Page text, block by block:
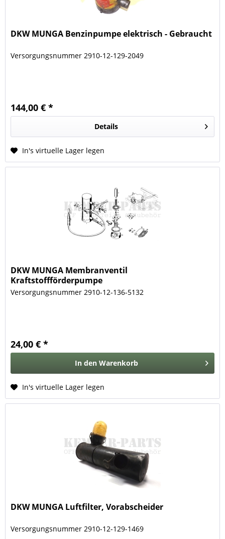
DKW MUNGA Benzinpumpe elektrisch - Gebraucht
Versorgungsnummer 2910-12-129-2049
144,00 € *
Details
In's virtuelle Lager legen
DKW MUNGA Membranventil
Kraftstoffförderpumpe
Versorgungsnummer 2910-12-136-5132
24,00 € *
In den Warenkorb
In's virtuelle Lager legen
DKW MUNGA Luftfilter, Vorabscheider
Versorgungsnummer 2910-12-129-1469